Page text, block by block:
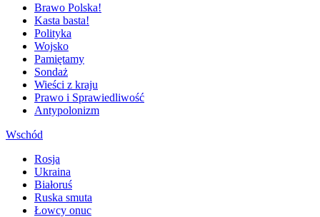
Brawo Polska!
Kasta basta!
Polityka
Wojsko
Pamiętamy
Sondaż
Wieści z kraju
Prawo i Sprawiedliwość
Antypolonizm
Wschód
Rosja
Ukraina
Białoruś
Ruska smuta
Łowcy onuc